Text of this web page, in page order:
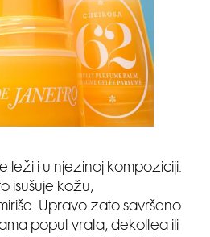
leži i u njezinoj kompoziciji.
isušuje kožu,
Upravo zato savršeno
poput vrata, dekoltea ili